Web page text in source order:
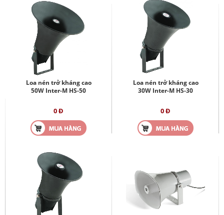
Loa nén trở kháng cao
50W Inter-M HS-50
0 Đ
Loa nén trở kháng cao
30W Inter-M HS-30
0 Đ